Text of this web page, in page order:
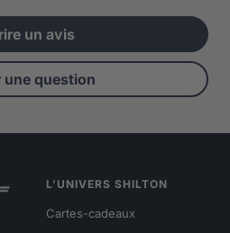
un avis
une question
L’UNIVERS SHILTON
Cartes-cadeaux